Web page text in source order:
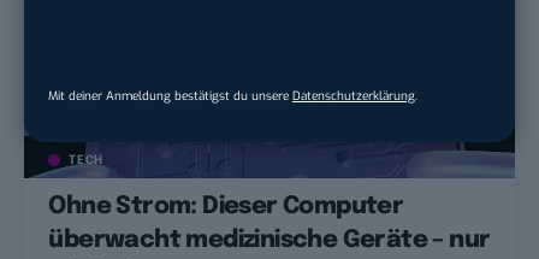
Mit deiner Anmeldung bestätigst du unsere Datenschutzerklärung
TECH
Ohne Strom: Dieser Computer
überwacht medizinische Geräte – nur